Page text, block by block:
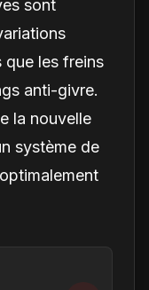
sont
que les freins
anti-givre.
la nouvelle
système de